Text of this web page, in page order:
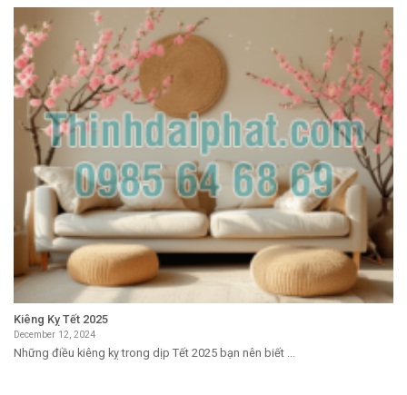
Kiêng Kỵ Tết 2025
December 12, 2024
Những điều kiêng kỵ trong dịp Tết 2025 bạn nên biết ...